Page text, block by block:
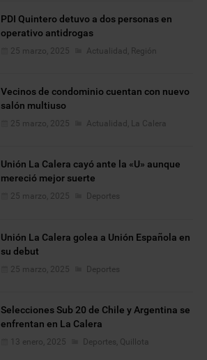
PDI Quintero detuvo a dos personas en
operativo antidrogas
25 marzo, 2025 Actualidad Región
Vecinos de condominio cuentan con nuevo
salón multiuso
25 marzo, 2025 Actualidad La Calera
Unión La Calera cayó ante la «U» aunque
mereció mejor suerte
25 marzo, 2025 Deportes
Unión La Calera golea a Unión Española en
su debut
25 marzo, 2025 Deportes
Selecciones Sub 20 de Chile y Argentina se
enfrentan en La Calera
13 enero, 2025 Deportes Quillota